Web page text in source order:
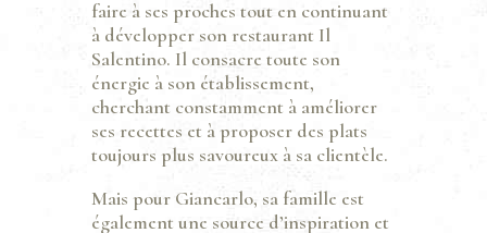
faire à ses proches tout en continuant
à développer son restaurant Il
Salentino. Il consacre toute son
énergie à son établissement,
cherchant constamment à améliorer
ses recettes et à proposer des plats
toujours plus savoureux à sa clientèle.
Mais pour Giancarlo, sa famille est
également une source d’inspiration et